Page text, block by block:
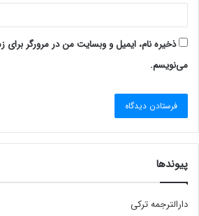
ذخیره نام، ایمیل و وبسایت من در مرورگر برای
می‌نویسم.
پیوندها
دارالترجمه ترکی